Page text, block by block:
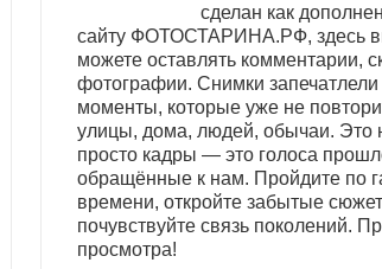
сделан как
сайту ФОТОСТАРИНА.РФ, здесь
можете оставлять комментарии,
фотографии. Снимки запечатлели
моменты, которые уже не
улицы, дома, людей, обычаи. Это
просто кадры — это голоса
обращённые к нам. Пройдите по
времени, откройте забытые
почувствуйте связь поколений.
просмотра!